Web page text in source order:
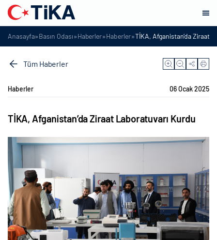
Anasayfa»Basın Odası»Haberler»Haberler»TİKA, Afganistan’da Ziraat
Tüm Haberler
Haberler 06 Ocak 2025
TİKA, Afganistan’da Ziraat Laboratuvarı Kurdu